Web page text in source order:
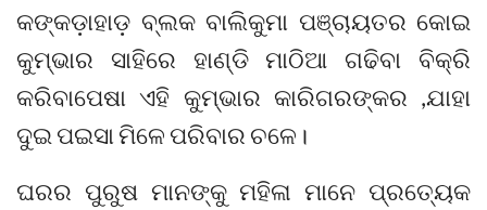
କଙ୍କଡ଼ାହାଡ଼ ବ୍ଲକ ବାଲିକୁମା ପଞ୍ଚାୟତର କୋଇ
କୁମ୍ଭାର ସାହିରେ ହାଣ୍ଡି ମାଠିଆ ଗଢିବା ବିକ୍ରି
କରିବାପେଷା ଏହି କୁମ୍ଭାର କାରିଗରଙ୍କର ,ଯାହା
ଦୁଇ ପଇସା ମିଳେ ପରିବାର ଚଳେ।
ଘରର ପୁରୁଷ ମାନଙ୍କୁ ମହିଳା ମାନେ ପ୍ରତ୍ୟେକ